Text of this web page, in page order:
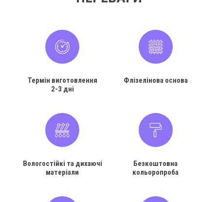
Термін виготовлення
2-3 дні
Флізелінова основа
Вологостійкі та дихаючі
матеріали
Безкоштовна
кольоропроба